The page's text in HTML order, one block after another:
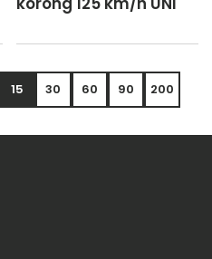
15 30 60 90 200